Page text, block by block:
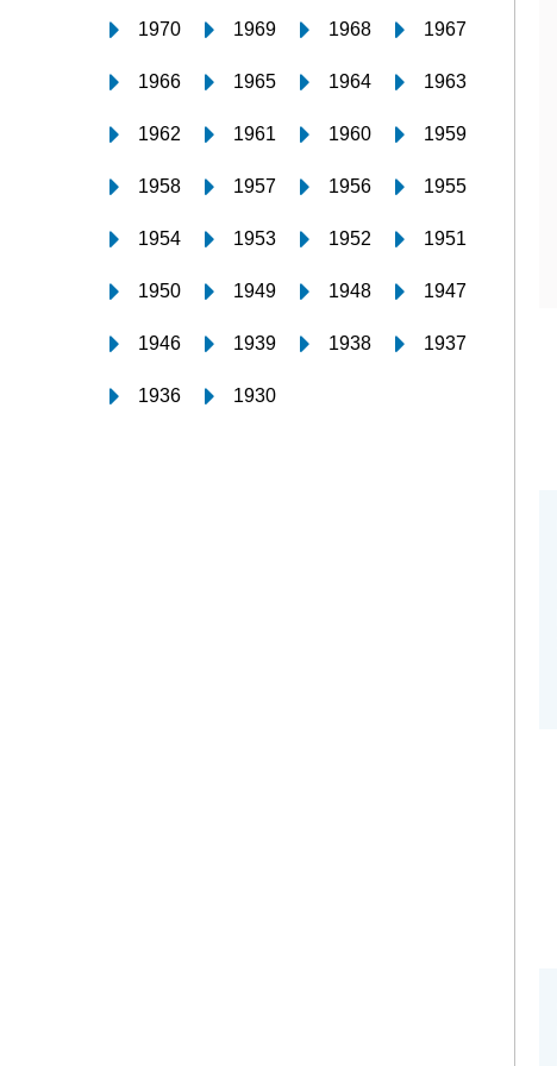
1970 1969 1968 1967
1966 1965 1964 1963
1962 1961 1960 1959
1958 1957 1956 1955
1954 1953 1952 1951
1950 1949 1948 1947
1946 1939 1938 1937
1936 1930